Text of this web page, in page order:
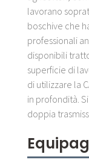
lavorano
boschive che
professionali
disponibili
superficie di
di utilizzare la
in profondità.
doppia